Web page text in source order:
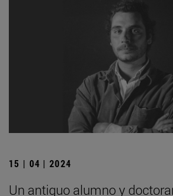
15 | 04 | 2024
Un antiguo alumno y